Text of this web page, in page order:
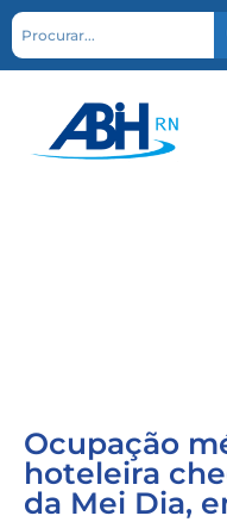
Ocupação
hoteleira
da Mei Dia,